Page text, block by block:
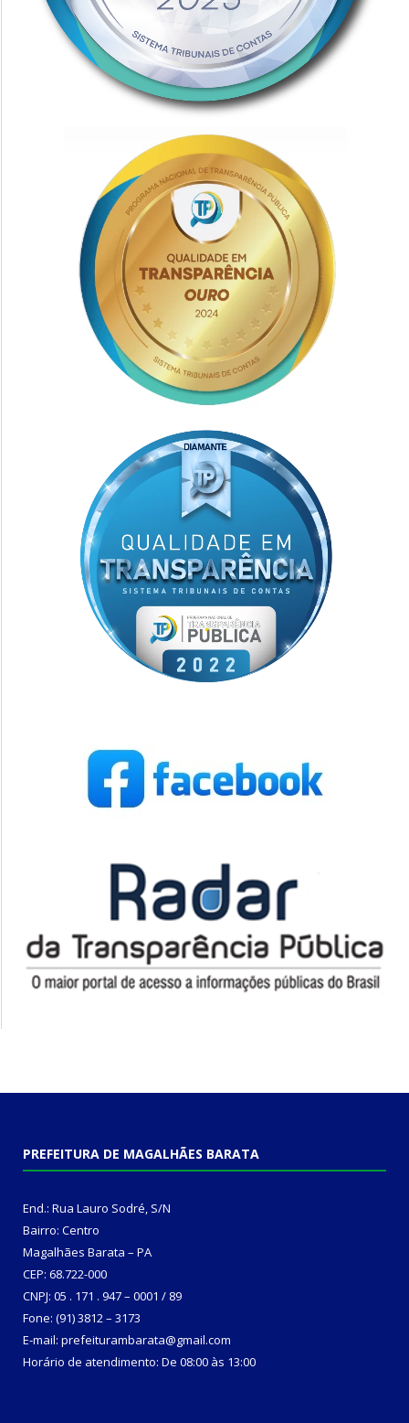
PREFEITURA DE MAGALHÃES BARATA
End.: Rua Lauro Sodré, S/N
Bairro: Centro
Magalhães Barata – PA
CEP: 68.722-000
CNPJ: 05 . 171 . 947 – 0001 / 89
Fone: (91) 3812 – 3173
E-mail: prefeiturambarata@gmail.com
Horário de atendimento: De 08:00 às 13:00